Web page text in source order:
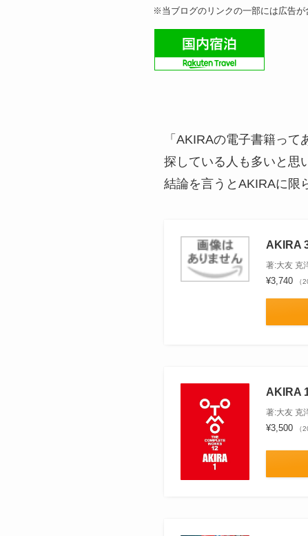
※当ブログのリンクの一部には広告が
「AKIRAの電子書籍っ
探している人も多いと思
結論を言うとAKIRAに限
AKIRA
著:大友 克
¥3,740 （
AKIRA
著:大友 克
¥3,500 （